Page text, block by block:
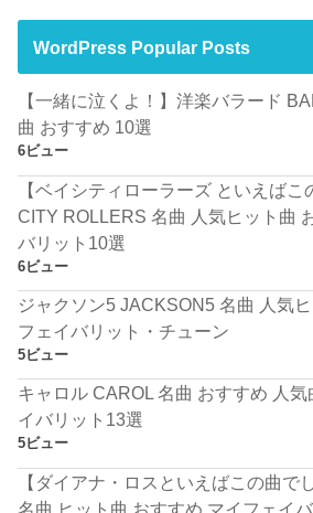
WordPress Popular Posts
【一緒に泣くよ！】洋楽バラード
曲 おすすめ 10選
6ビュー
【ベイシティローラーズ といえば
CITY ROLLERS 名曲 人気ヒット曲
バリット10選
6ビュー
ジャクソン5 JACKSON5 名曲 人気
フェイバリット・チューン
5ビュー
キャロル CAROL 名曲 おすすめ 人気
イバリット13選
5ビュー
【ダイアナ・ロスといえばこの曲で
名曲 ヒット曲 おすすめ マイフェイ